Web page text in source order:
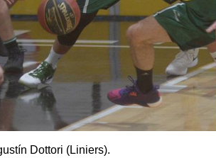
Dottori (Liniers).